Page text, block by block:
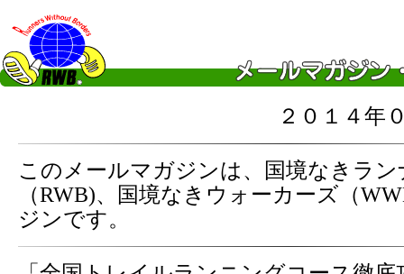
２０１４年
このメールマガジンは、国境なきラン
（RWB)、国境なきウォーカーズ（
ジンです。